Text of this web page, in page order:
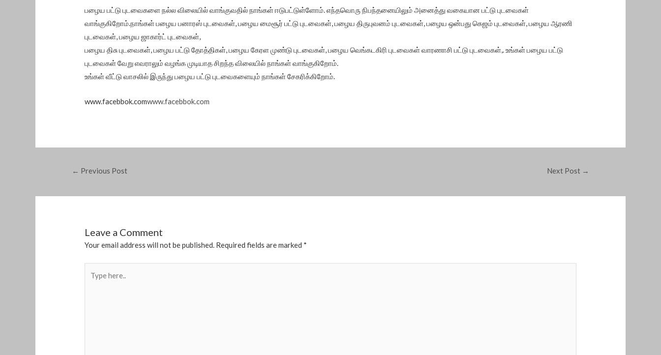
பழைய பட்டு புடவைகளை நல்ல விலையில் வாங்குவதில் நாங்கள் ஈடுபட்டுள்ளோம். எந்தவொரு நிபந்தனையிலும் அனைத்து வகையான பட்டு புடவைகள்
வாங்குகிறோம்.நாங்கள் பழைய பனாரஸ் புடவைகள், பழைய மைசூர் பட்டு புடவைகள், பழைய திருபுவனம் புடவைகள், பழைய ஒன்பது கெஜம் புடவைகள், பழைய ஆரணி
புடவைகள், பழைய ஜாகார்ட் புடவைகள்,
பழைய திசு புடவைகள், பழைய பட்டு தோத்திகள், பழைய கேரள முண்டு புடவைகள், பழைய வெங்கடகிரி புடவைகள் வாரணாசி பட்டு புடவைகள்,. உங்கள் பழைய பட்டு
புடவைகள் வேறு எவராலும் வழங்க முடியாத சிறந்த விலையில் நாங்கள் வாங்குகிறோம்.
உங்கள் வீட்டு வாசலில் இருந்து பழைய பட்டு புடவைகளையும் நாங்கள் சேகரிக்கிறோம்.
www.facebbok.comwww.facebbok.com
← Previous Post Next Post →
Leave a Comment
Your email address will not be published. Required fields are marked *
here..